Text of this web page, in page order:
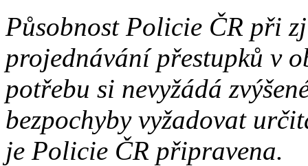
Působnost Policie ČR při
projednávání přestupků v
potřebu si nevyžádá
bezpochyby vyžadovat
je Policie ČR připravena.